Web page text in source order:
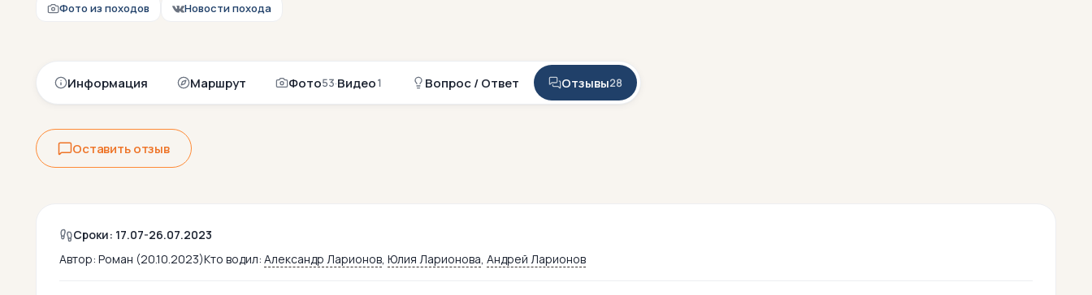
Фото из походов
Новости похода
Информация Маршрут Фото53·Видео1 Вопрос / Ответ Отзывы28
Оставить отзыв
Сроки: 17.07-26.07.2023
Автор: Роман (20.10.2023)Кто водил: Александр Ларионов, Юлия Ларионова, Андрей Ларионов